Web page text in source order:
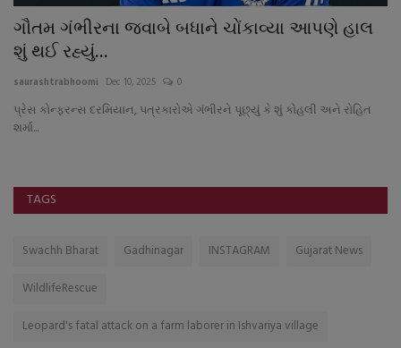
ગૌતમ ગંભીરના જવાબે બધાને ચોંકાવ્યા આપણે હાલ
શું થઈ રહ્યું...
saurashtrabhoomi Dec 10, 2025 0
પ્રેસ કોન્ફરન્સ દરમિયાન, પત્રકારોએ ગંભીરને પૂછ્યું કે શું કોહલી અને રોહિત
શર્મા...
TAGS
Swachh Bharat Gadhinagar INSTAGRAM
Gujarat News
WildlifeRescue
Leopard's fatal attack on a farm laborer in Ishvariya village